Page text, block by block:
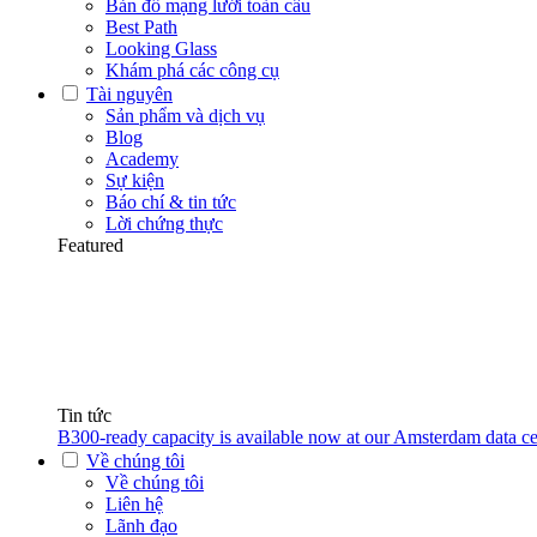
Bản đồ mạng lưới toàn cầu
Best Path
Looking Glass
Khám phá các công cụ
Tài nguyên
Sản phẩm và dịch vụ
Blog
Academy
Sự kiện
Báo chí & tin tức
Lời chứng thực
Featured
Tin tức
B300-ready capacity is available now at our Amsterdam data
Về chúng tôi
Về chúng tôi
Liên hệ
Lãnh đạo